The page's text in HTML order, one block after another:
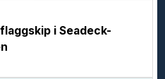
i Seadeck-